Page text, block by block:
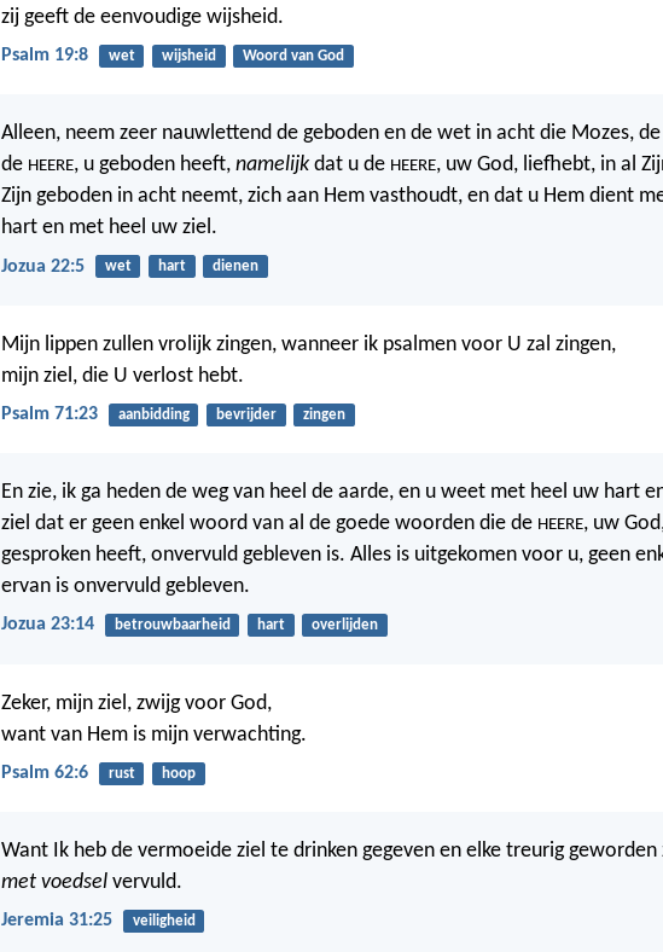
zij geeft de eenvoudige wijsheid.
Psalm 19:8 wet wijsheid Woord van God
Alleen, neem zeer nauwlettend de geboden en de wet in acht die Mozes,
de HEERE, u geboden heeft, namelijk dat u de HEERE, uw God, liefhebt, in al
Zijn geboden in acht neemt, zich aan Hem vasthoudt, en dat u Hem dient
hart en met heel uw ziel.
Jozua 22:5 wet hart dienen
Mijn lippen zullen vrolijk zingen, wanneer ik psalmen voor U zal zingen,
mijn ziel, die U verlost hebt.
Psalm 71:23 aanbidding bevrijder zingen
En zie, ik ga heden de weg van heel de aarde, en u weet met heel uw hart
ziel dat er geen enkel woord van al de goede woorden die de HEERE, uw
gesproken heeft, onvervuld gebleven is. Alles is uitgekomen voor u, geen
ervan is onvervuld gebleven.
Jozua 23:14 betrouwbaarheid hart overlijden
Zeker, mijn ziel, zwijg voor God,
want van Hem is mijn verwachting.
Psalm 62:6 rust hoop
Want Ik heb de vermoeide ziel te drinken gegeven en elke treurig geworden
met voedsel vervuld.
Jeremia 31:25 veiligheid